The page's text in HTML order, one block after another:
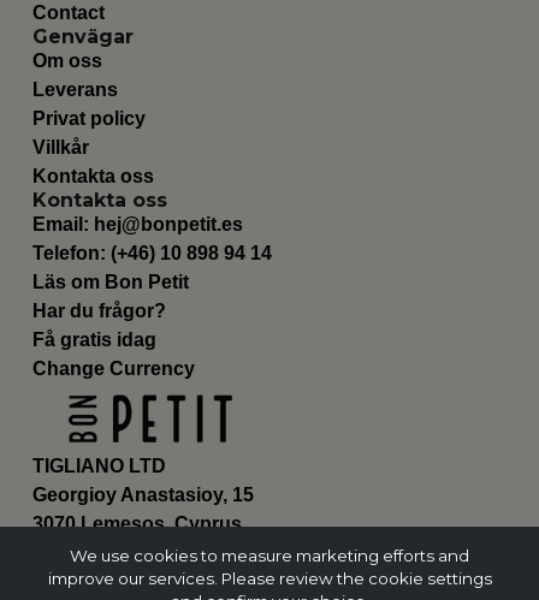
TIGLIANO LTD
Georgioy Anastasioy, 15
3070 Lemesos, Cyprus
ΗΕ 430179
Contact
Genvägar
Om oss
Leverans
Privat policy
Villkår
Kontakta oss
Kontakta oss
Email: hej@bonpetit.es
Telefon: (+46) 10 898 94 14
Läs om Bon Petit
Har du frågor?
Få gratis idag
Change Currency
We use cookies to measure marketing efforts and
improve our services. Please review the cookie settings